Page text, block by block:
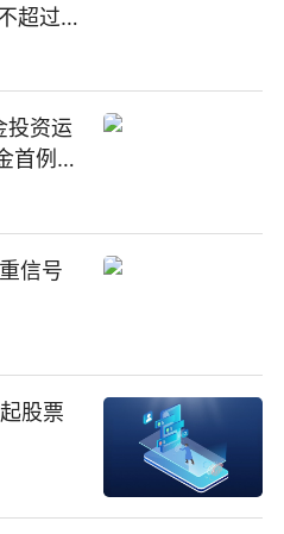
超过
投资运
首例期
信号
股票